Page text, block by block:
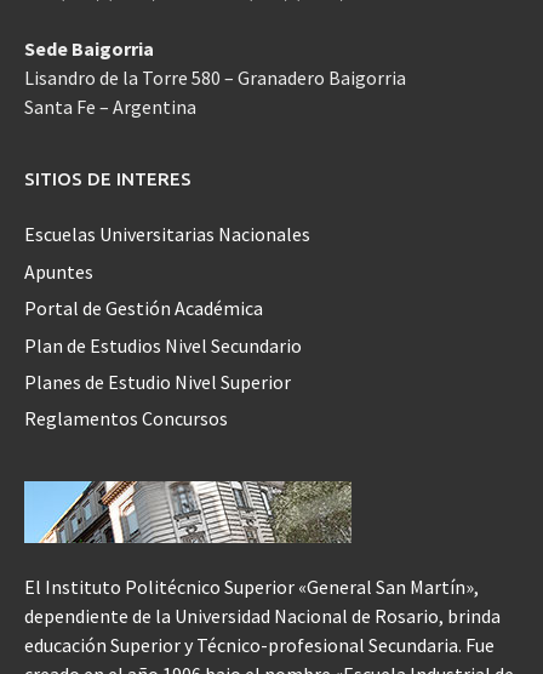
Sede Baigorria
Lisandro de la Torre 580 – Granadero Baigorria
Santa Fe – Argentina
SITIOS DE INTERES
Escuelas Universitarias Nacionales
Apuntes
Portal de Gestión Académica
Plan de Estudios Nivel Secundario
Planes de Estudio Nivel Superior
Reglamentos Concursos
El Instituto Politécnico Superior «General San Martín»,
dependiente de la Universidad Nacional de Rosario, brinda
educación Superior y Técnico-profesional Secundaria. Fue